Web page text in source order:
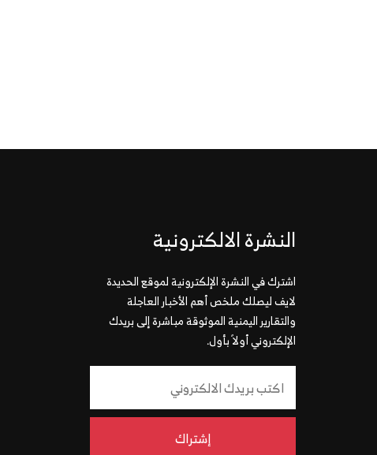
النشرة الالكترونية
اشترك في النشرة الإلكترونية لموقع الحديدة
لايف ليصلك ملخص أهم الأخبار العاجلة
والتقارير اليمنية الموثوقة مباشرة إلى بريدك
الإلكتروني أولاً بأول.
إشتراك